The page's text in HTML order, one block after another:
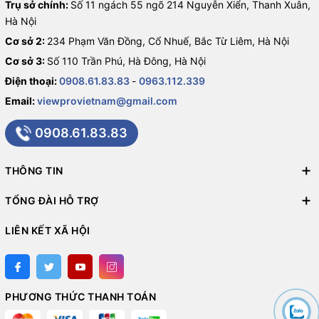
hơn.
Dễ dàng lắp đặt và sử dụng
dùng giúp quá trình cài đặt trở nên đơn giản hơn.
Thông số kỹ thuật chi tiết
Một sản phẩm tốt không chỉ phụ thuộc vào thương hiệu mà còn
vào các thông số kỹ thuật của nó. Dưới đây là những thông số
đáng chú ý của đầu ghi hình IP 16 kênh AcuSense HIKVISION DS-
7616NXI-K2.
Các thông số cơ bản
Sản phẩm này bao gồm nhiều thông số kỹ thuật quan trọng như:
Số lượng kênh tối đa: 16 kênh.
Độ phân giải tối đa: Hỗ trợ lên tới 4MP cho mỗi kênh.
Giao thức mạng: Hỗ trợ cả IPv4 và IPv6.
Trụ sở chính: Số 11 ngách 55 ngõ 214 Nguyễn Xiển, Thanh Xuân,
Hà Nội
Cơ sở 2: 234 Phạm Văn Đồng, Cổ Nhuế, Bắc Từ Liêm, Hà Nội
Cơ sở 3: Số 110 Trần Phú, Hà Đông, Hà Nội
Điện thoại:0908.61.83.83 - 0963.112.339
Email:viewprovietnam@gmail.com
0908.61.83.83
THÔNG TIN
TỔNG ĐÀI HỖ TRỢ
LIÊN KẾT XÃ HỘI
PHƯƠNG THỨC THANH TOÁN